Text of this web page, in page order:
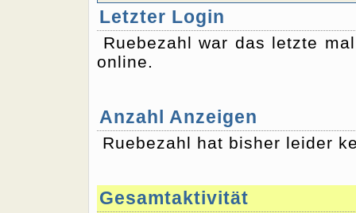
Letzter Login
Ruebezahl war das letzte
online.
Anzahl Anzeigen
Ruebezahl hat bisher leider
Gesamtaktivität